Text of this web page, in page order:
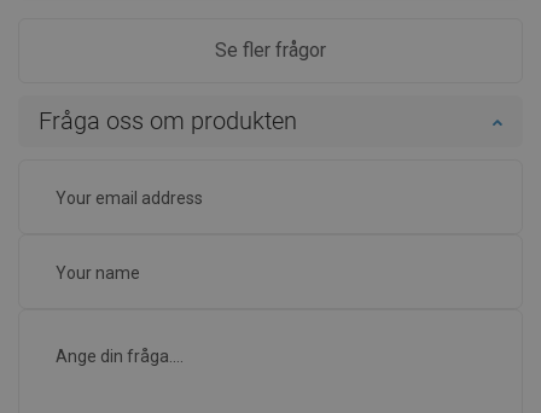
Se fler frågor
Fråga oss om produkten